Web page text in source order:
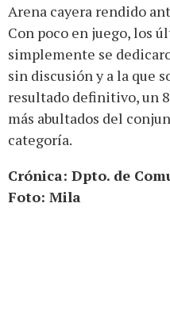
Arena cayera rendido
Con poco en juego, los
simplemente se
sin discusión y a la que
resultado definitivo, un
más abultados del
categoría.
Crónica: Dpto. de
Foto: Mila